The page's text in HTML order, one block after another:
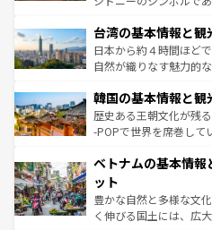
情報は コンテンツ一覧
人々、おいしいローカ
ク、伝統的なフラダン
っている。訪れるたび
はコンテンツ一覧を参
リアリーフや大陸中央
ク）、タスマニアの美
ど、見どころがたくさ
いる。アクティビティ
ビング、ハイキングな
い。オーストラリアの
参照してほしい。
台湾の基本情報と
日本から約４時間ほど
自然が織りなす魅力的
ン）、静ひつな山岳地
と山間の静けさが共存
驚きをもたらしてくれ
容にもいいと評判のス
照してほしい。
韓国の基本情報と観
歴史ある王朝文化が残
-POPで世界を席巻して
き、地方に足を延ばせ
できる。そして、キム
まで、さまざまな韓国
らではのナイトライフ
ベトナムの基本情報
ット
豊かな自然と多様な文
く伸びる国土には、広